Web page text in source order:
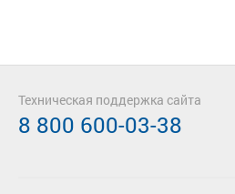
Техническая поддержка сайта
8 800 600-03-38